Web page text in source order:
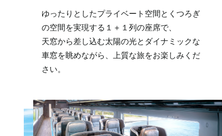
ゆったりとしたプライベート空間とくつろぎ
の空間を実現する１＋１列の座席で、
天窓から差し込む太陽の光とダイナミックな
車窓を眺めながら、上質な旅をお楽しみくだ
さい。